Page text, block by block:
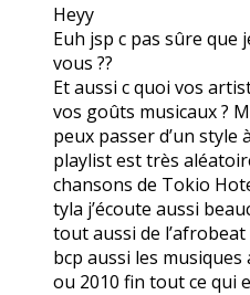
Heyy
Euh jsp c pas sûre que
vous ??
Et aussi c quoi vos
vos goûts musicaux ?
peux passer d’un
playlist est très
chansons de Tokio
tyla j’écoute aussi
tout aussi de
bcp aussi les musiques
ou 2010 fin tout ce qui